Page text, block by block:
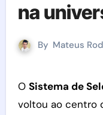
na
By Mateus
O Sistema de
voltou ao centro